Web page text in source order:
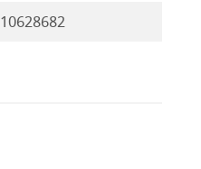
10628682